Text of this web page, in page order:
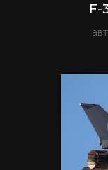
F-